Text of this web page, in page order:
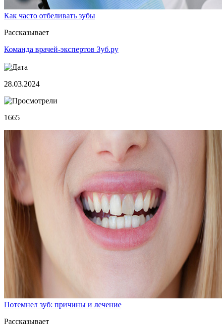
Как часто отбеливать зубы
Рассказывает
Команда врачей-экспертов Зуб.ру
28.03.2024
1665
Потемнел зуб: причины и лечение
Рассказывает